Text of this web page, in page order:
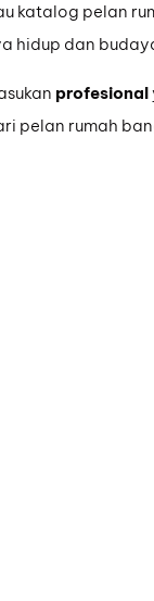
katalog pelan
hidup dan
profesional
pelan rumah